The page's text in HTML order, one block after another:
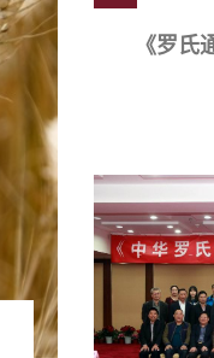
《罗氏